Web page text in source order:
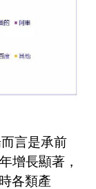
言是承前
長顯著，
各類產